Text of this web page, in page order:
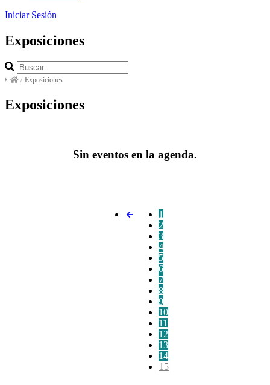
Iniciar Sesión
Exposiciones
/ Exposiciones
Exposiciones
Sin eventos en la agenda.
1
2
3
4
5
6
7
8
9
10
11
12
13
14
15